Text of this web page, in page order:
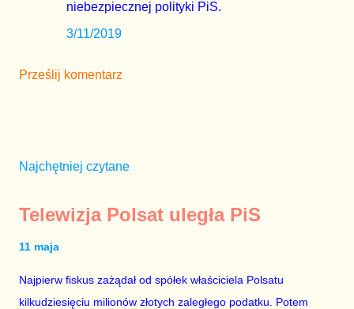
niebezpiecznej polityki PiS.
3/11/2019
Prześlij komentarz
Najchętniej czytane
Telewizja Polsat uległa PiS
11 maja
Najpierw fiskus zażądał od spółek właściciela Polsatu
kilkudziesięciu milionów złotych zaległego podatku. Potem